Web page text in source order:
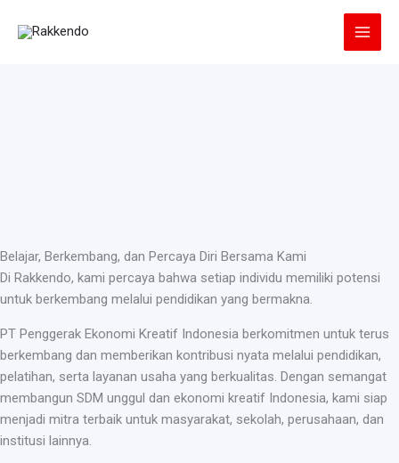
Belajar, Berkembang, dan Percaya Diri Bersama Kami
Di Rakkendo, kami percaya bahwa setiap individu memiliki potensi
untuk berkembang melalui pendidikan yang bermakna.
PT Penggerak Ekonomi Kreatif Indonesia berkomitmen untuk terus
berkembang dan memberikan kontribusi nyata melalui pendidikan,
pelatihan, serta layanan usaha yang berkualitas. Dengan semangat
membangun SDM unggul dan ekonomi kreatif Indonesia, kami siap
menjadi mitra terbaik untuk masyarakat, sekolah, perusahaan, dan
institusi lainnya.